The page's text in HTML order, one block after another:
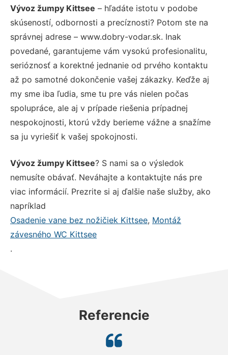
Vývoz žumpy Kittsee – hľadáte istotu v podobe
skúseností, odbornosti a precíznosti? Potom ste na
správnej adrese – www.dobry-vodar.sk. Inak
povedané, garantujeme vám vysokú profesionalitu,
serióznosť a korektné jednanie od prvého kontaktu
až po samotné dokončenie vašej zákazky. Keďže aj
my sme iba ľudia, sme tu pre vás nielen počas
spolupráce, ale aj v prípade riešenia prípadnej
nespokojnosti, ktorú vždy berieme vážne a snažíme
sa ju vyriešiť k vašej spokojnosti.
Vývoz žumpy Kittsee? S nami sa o výsledok
nemusíte obávať. Neváhajte a kontaktujte nás pre
viac informácií. Prezrite si aj ďalšie naše služby, ako
napríklad
Osadenie vane bez nožičiek Kittsee, Montáž
závesného WC Kittsee
.
Referencie